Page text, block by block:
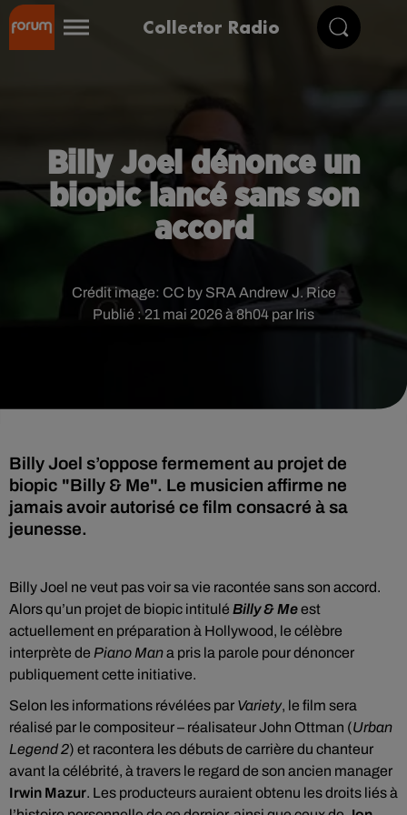
Collector Radio
Billy Joel dénonce un
biopic lancé sans son
accord
Publié : 21 mai 2026 à 8h04 par Iris
Crédit image: CC by SRA Andrew J. Rice
Billy Joel s’oppose fermement au projet de
biopic "Billy & Me". Le musicien affirme ne
jamais avoir autorisé ce film consacré à sa
jeunesse.
Billy Joel ne veut pas voir sa vie racontée sans son accord.
Alors qu’un projet de biopic intitulé Billy & Meest
actuellement en préparation à Hollywood, le célèbre
interprète de Piano Mana pris la parole pour dénoncer
publiquement cette initiative.
Selon les informations révélées par Variety, le film sera
réalisé par le compositeur – réalisateur John Ottman (Urban
Legend 2) et racontera les débuts de carrière du chanteur
avant la célébrité, à travers le regard de son ancien manager
Irwin Mazur. Les producteurs auraient obtenu les droits liés à